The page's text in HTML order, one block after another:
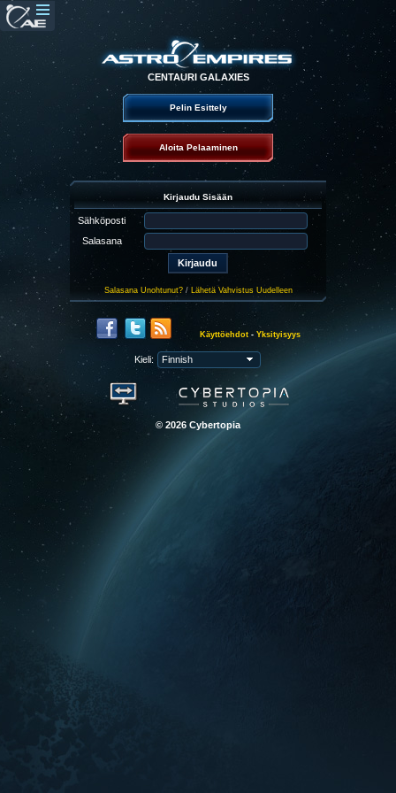
CENTAURI GALAXIES
Pelin Esittely
Aloita Pelaaminen
Kirjaudu Sisään
Sähköposti
Salasana
Salasana Unohtunut?/ Lähetä Vahvistus Uudelleen
Käyttöehdot- Yksityisyys
Kieli:
© 2026 Cybertopia